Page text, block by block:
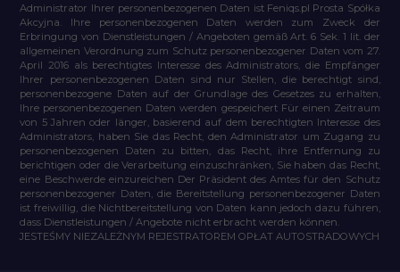
Administrator Ihrer personenbezogenen Daten ist Feniqs.pl Prosta Spółka
Akcyjna. Ihre personenbezogenen Daten werden zum Zweck der
Erbringung von Dienstleistungen / Angeboten gemäß Art. 6 Sek. 1 lit. der
allgemeinen Verordnung zum Schutz personenbezogener Daten vom 27.
April 2016 als berechtigtes Interesse des Administrators, die Empfänger
Ihrer personenbezogenen Daten sind nur Stellen, die berechtigt sind,
personenbezogene Daten auf der Grundlage des Gesetzes zu erhalten,
Ihre personenbezogenen Daten werden gespeichert Für einen Zeitraum
von 5 Jahren oder länger, basierend auf dem berechtigten Interesse des
Administrators, haben Sie das Recht, den Administrator um Zugang zu
personenbezogenen Daten zu bitten, das Recht, ihre Entfernung zu
berichtigen oder die Verarbeitung einzuschränken, Sie haben das Recht,
eine Beschwerde einzureichen Der Präsident des Amtes für den Schutz
personenbezogener Daten, die Bereitstellung personenbezogener Daten
ist freiwillig, die Nichtbereitstellung von Daten kann jedoch dazu führen,
dass Dienstleistungen / Angebote nicht erbracht werden können.
JESTEŚMY NIEZALEŻNYM REJESTRATOREM OPŁAT AUTOSTRADOWYCH